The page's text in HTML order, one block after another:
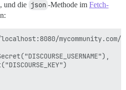
und die json -Methode im Fetch-